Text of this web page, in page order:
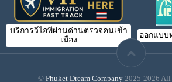
บริการวีไอพีผ่านด่านตรวจคนเข้า
เมือง
ออกแบบ
© Phuket Dream Company2025-2026 All